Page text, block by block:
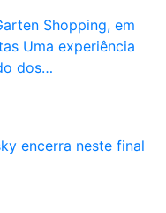
Shopping, em
Uma experiência
dos…
encerra neste final